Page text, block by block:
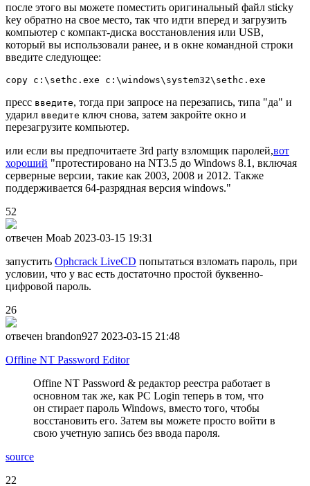
после этого вы можете поместить оригинальный файл sticky
key обратно на свое место, так что идти вперед и загрузить
компьютер с компакт-диска восстановления или USB,
который вы использовали ранее, и в окне командной строки
введите следующее:
пресс введите, тогда при запросе на перезапись, типа "да" и
ударил введите ключ снова, затем закройте окно и
перезагрузите компьютер.
или если вы предпочитаете 3rd party взломщик паролей,вот
хороший "протестировано на NT3.5 до Windows 8.1, включая
серверные версии, такие как 2003, 2008 и 2012. Также
поддерживается 64-разрядная версия windows."
52
отвечен Moab 2023-03-15 19:31
запустить Ophcrack LiveCD попытаться взломать пароль, при
условии, что у вас есть достаточно простой буквенно-
цифровой пароль.
26
отвечен brandon927 2023-03-15 21:48
Offline NT Password Editor
Offine NT Password & редактор реестра работает в
основном так же, как PC Login теперь в том, что
он стирает пароль Windows, вместо того, чтобы
восстановить его. Затем вы можете просто войти в
свою учетную запись без ввода пароля.
source
22